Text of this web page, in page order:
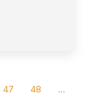
47 48
…